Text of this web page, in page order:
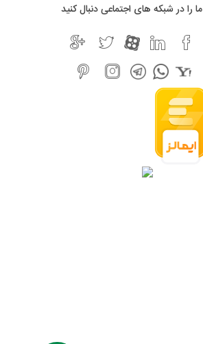
ما را در شبکه های اجتماعی دنبال کنید